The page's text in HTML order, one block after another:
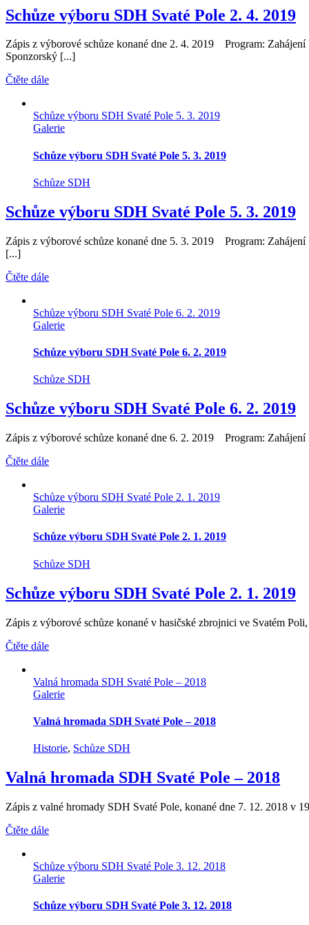
Schůze výboru SDH Svaté Pole 2. 4. 2019
Zápis z výborové schůze konané dne 2. 4. 2019 Program: Zahájení
Sponzorský [...]
Čtěte dále
Schůze výboru SDH Svaté Pole 5. 3. 2019
Galerie
Schůze výboru SDH Svaté Pole 5. 3. 2019
Schůze SDH
Schůze výboru SDH Svaté Pole 5. 3. 2019
Zápis z výborové schůze konané dne 5. 3. 2019 Program: Zahájení
[...]
Čtěte dále
Schůze výboru SDH Svaté Pole 6. 2. 2019
Galerie
Schůze výboru SDH Svaté Pole 6. 2. 2019
Schůze SDH
Schůze výboru SDH Svaté Pole 6. 2. 2019
Zápis z výborové schůze konané dne 6. 2. 2019 Program:
Čtěte dále
Schůze výboru SDH Svaté Pole 2. 1. 2019
Galerie
Schůze výboru SDH Svaté Pole 2. 1. 2019
Schůze SDH
Schůze výboru SDH Svaté Pole 2. 1. 2019
Zápis z výborové schůze konané v hasičské zbrojnici ve Svatém
Čtěte dále
Valná hromada SDH Svaté Pole – 2018
Galerie
Valná hromada SDH Svaté Pole – 2018
Historie, Schůze SDH
Valná hromada SDH Svaté Pole – 2018
Zápis z valné hromady SDH Svaté Pole, konané dne 7. 12. 2018 v
Čtěte dále
Schůze výboru SDH Svaté Pole 3. 12. 2018
Galerie
Schůze výboru SDH Svaté Pole 3. 12. 2018